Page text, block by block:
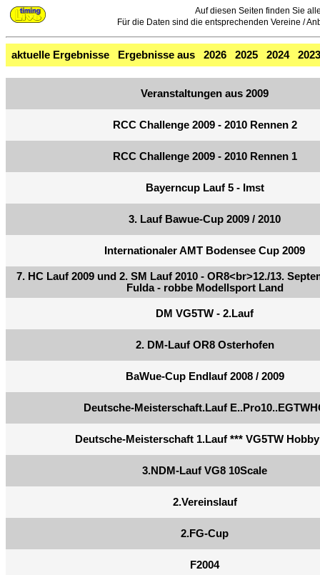
Auf diesen Seiten finden Sie
Für die Daten sind die entsprechenden Vereine /
aktuelle Ergebnisse Ergebnisse aus 2026 2025 2024 2023
Veranstaltungen aus 2009
RCC Challenge 2009 - 2010 Rennen 2
RCC Challenge 2009 - 2010 Rennen 1
Bayerncup Lauf 5 - Imst
3. Lauf Bawue-Cup 2009 / 2010
Internationaler AMT Bodensee Cup 2009
7. HC Lauf 2009 und 2. SM Lauf 2010 - OR8<br>12./13.
Fulda - robbe Modellsport Land
DM VG5TW - 2.Lauf
2. DM-Lauf OR8 Osterhofen
BaWue-Cup Endlauf 2008 / 2009
Deutsche-Meisterschaft.Lauf
Deutsche-Meisterschaft 1.Lauf *** VG5TW
3.NDM-Lauf VG8 10Scale
2.Vereinslauf
2.FG-Cup
F2004